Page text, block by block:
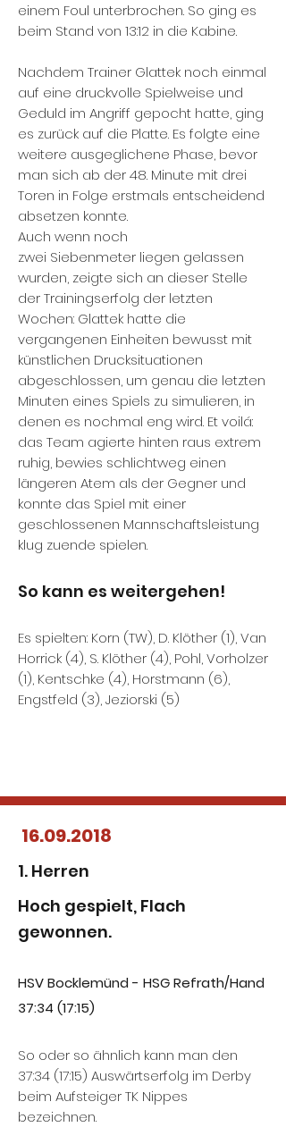
einem Foul unterbrochen. So ging es
beim Stand von 13:12 in die Kabine.
Nachdem Trainer Glattek noch einmal
auf eine druckvolle Spielweise und
Geduld im Angriff gepocht hatte, ging
es zurück auf die Platte. Es folgte eine
weitere ausgeglichene Phase, bevor
man sich ab der 48. Minute mit drei
Toren in Folge erstmals entscheidend
absetzen konnte.
Auch wenn noch
zwei Siebenmeter liegen gelassen
wurden, zeigte sich an dieser Stelle
der Trainingserfolg der letzten
Wochen: Glattek hatte die
vergangenen Einheiten bewusst mit
künstlichen Drucksituationen
abgeschlossen, um genau die letzten
Minuten eines Spiels zu simulieren, in
denen es nochmal eng wird. Et voilá:
das Team agierte hinten raus extrem
ruhig, bewies schlichtweg einen
längeren Atem als der Gegner und
konnte das Spiel mit einer
geschlossenen Mannschaftsleistung
klug zuende spielen.
So kann es weitergehen!
Es spielten: Korn (TW), D. Klöther (1), Van
Horrick (4), S. Klöther (4), Pohl, Vorholzer
(1), Kentschke (4), Horstmann (6),
Engstfeld (3), Jeziorski (5)
16.09.2018
1. Herren
Hoch gespielt, Flach
gewonnen.
HSV Bocklemünd - HSG Refrath/Hand
37:34 (17:15)
So oder so ähnlich kann man den
37:34 (17:15) Auswärtserfolg im Derby
beim Aufsteiger TK Nippes
bezeichnen.